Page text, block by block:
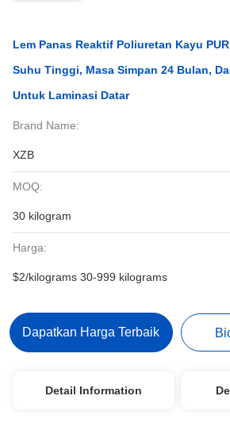
Lem Panas Reaktif Poliuretan Kayu
Suhu Tinggi, Masa Simpan 24 Bulan,
Untuk Laminasi Datar
Brand Name:
XZB
MOQ:
30 kilogram
Harga:
$2/kilograms 30-999 kilograms
Dapatkan Harga Terbaik
Detail Information